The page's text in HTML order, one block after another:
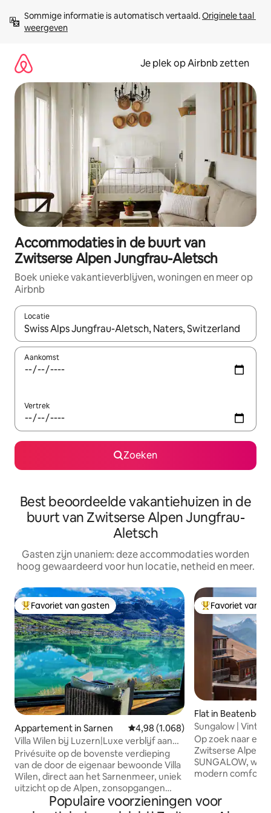
direct
naar
Sommige informatie is automatisch vertaald. Originele taal
weergeven
Je plek op Airbnb zetten
Accommodaties in de buurt van
Zwitserse Alpen Jungfrau-Aletsch
Boek unieke vakantieverblijven, woningen en meer op
Airbnb
Locatie
Wanneer er resultaten beschikbaar zijn, maak je een keuze
Aankomst
Vertrek
Zoeken
Best beoordeelde vakantiehuizen in de
buurt van Zwitserse Alpen Jungfrau-
Aletsch
Gasten zijn unaniem: deze accommodaties worden
hoog gewaardeerd voor hun locatie, netheid en meer.
Topfavoriet van gasten
Favoriet van gasten
Appartement in Sarnen Gemiddelde beoordeling van
4,98 (1.068)
Villa Wilen bij Luzern|Luxe verblijf aan
het meer
Privésuite op de bovenste verdieping
van de door de eigenaar bewoonde Villa
Wilen, direct aan het Sarnenmeer, uniek
uitzicht op de Alpen, zonsopgangen
Ruime slaapkamer met thuisbioscoop,
Topfavoriet van
Favoriet van
Flat in Beatenberg
Sungalow |
Alpenchalet
Op zoek naar
Zwitserse Alpen?
SUNGALOW,
modern comfort
volledig
keuken, stijlvolle
Populaire voorzieningen voor